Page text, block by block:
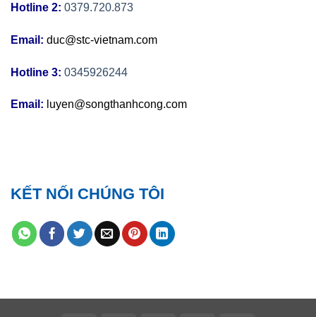
Hotline 2: 0379.720.873
Email: duc@stc-vietnam.com
Hotline 3: 0345926244
Email: luyen@songthanhcong.com
KẾT NỐI CHÚNG TÔI